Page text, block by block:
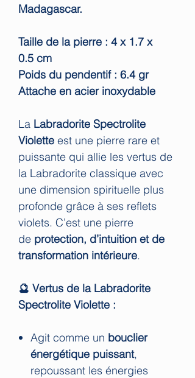
Madagascar.
Taille de la pierre : 4 x 1.7 x
0.5 cm
Poids du pendentif : 6.4 gr
Attache en acier inoxydable
La Labradorite Spectrolite
Violette est une pierre rare et
puissante qui allie les vertus de
la Labradorite classique avec
une dimension spirituelle plus
profonde grâce à ses reflets
violets. C’est une pierre
de protection, d’intuition et de
transformation intérieure.
🔮 Vertus de la Labradorite
Spectrolite Violette :
Agit comme un bouclier
énergétique puissant,
repoussant les énergies